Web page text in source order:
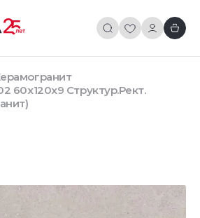
60x120x9 Структур.Рект.